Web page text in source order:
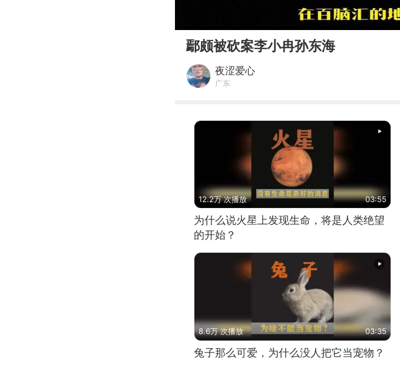
鄢颇被砍案李小冉孙东海
夜涩爱心
广东
12.2万 次播放 03:55
为什么说火星上发现生命，将是人类绝望
的开始？
8.6万 次播放 03:35
兔子那么可爱，为什么没人把它当宠物？